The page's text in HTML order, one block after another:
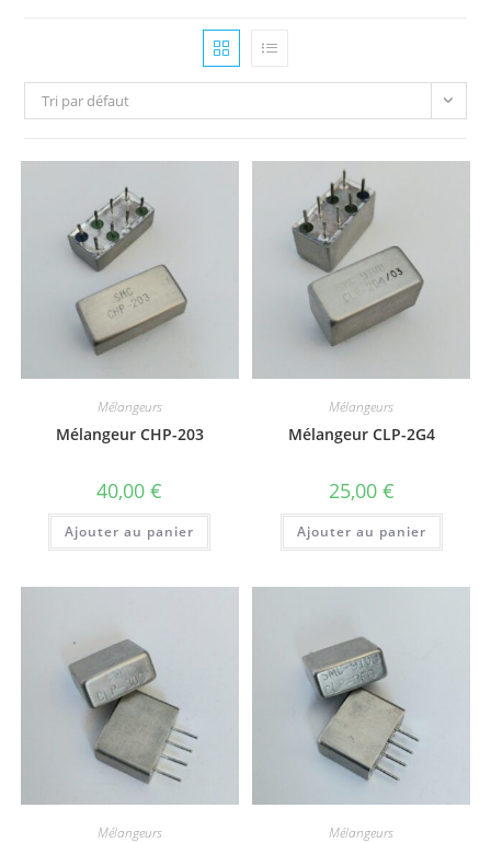
Tri par défaut
Mélangeurs
Mélangeur CHP-203
40,00€
Ajouter au panier
Mélangeurs
Mélangeur CLP-2G4
25,00 €
Ajouter au panier
Mélangeurs Mélangeurs